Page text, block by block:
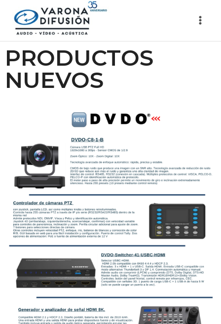
PRODUCTOS
NUEVOS